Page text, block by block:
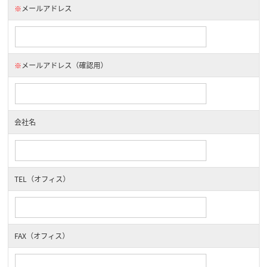
※メールアドレス
※メールアドレス（確認用）
会社名
TEL（オフィス）
FAX（オフィス）